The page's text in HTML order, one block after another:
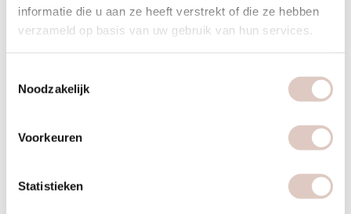
informatie die u aan ze heeft verstrekt of die ze hebben
verzameld op basis van uw gebruik van hun services.
Noodzakelijk
Voorkeuren
Statistieken
Overweeg je persoonlijke doelen bij het selecteren van een
les. Wil je afvallen, dan zijn high-intensitylessen met veel
zelfvertrouwen zijn langzamere, meer technisch gerichte
lessen geschikter. Sommige lessen focussen meer op
Kleinere groepen betekenen meer persoonlijke aandacht,